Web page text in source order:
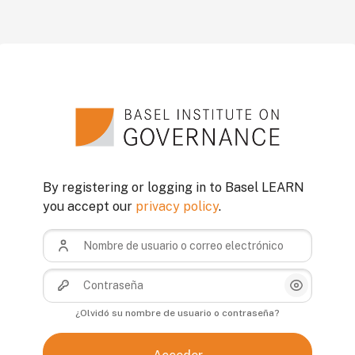
By registering or logging in to Basel LEARN
you accept our privacy policy.
Nombre de usuario o correo electrónico
Contraseña
Mostrar/
¿Olvidó su nombre de usuario o contraseña?